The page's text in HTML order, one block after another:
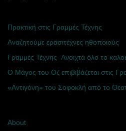
Πρακτική στις Γραμμές Τέχνης
Αναζητούμε ερασιτέχνες ηθοποιούς
Γραμμές Τέχνης- Ανοιχτά όλο το
Ο Μάγος του Οζ επιβιβάζεται στις
«Αντιγόνη» του Σοφοκλή από το
About